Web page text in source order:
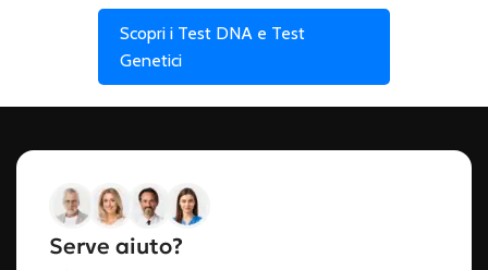
Scopri i Test DNA e Test
Genetici
Serve aiuto?